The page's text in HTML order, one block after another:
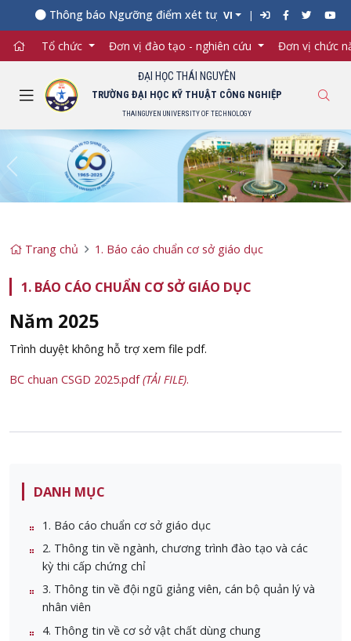
Thông báo Ngưỡng điểm xét tuyển đối với từng ngành
VI
Tổ chức Đơn vị đào tạo - nghiên cứu Đơn vị chức
ĐẠI HỌC THÁI NGUYÊN
TRƯỜNG ĐẠI HỌC KỸ THUẬT CÔNG NGHIỆP
THAINGUYEN UNIVERSITY OF TECHNOLOGY
Previous
Trang chủ 1. Báo cáo chuẩn cơ sở giáo dục
1. BÁO CÁO CHUẨN CƠ SỞ GIÁO DỤC
Năm 2025
Trình duyệt không hỗ trợ xem file pdf.
BC chuan CSGD 2025.pdf(TẢI FILE).
DANH MỤC
1. Báo cáo chuẩn cơ sở giáo dục
2. Thông tin về ngành, chương trình đào tạo và các
kỳ thi cấp chứng chỉ
3. Thông tin về đội ngũ giảng viên, cán bộ quản lý và
nhân viên
4. Thông tin về cơ sở vật chất dùng chung